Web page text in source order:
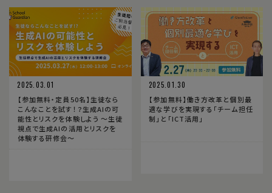
2025.03.01
【参加無料・定員50名】生徒なら
こんなことを試す！？生成AIの可
能性とリスクを体験しよう 〜生徒
視点で生成AIの活用とリスクを
体験する研修会〜
2025.01.30
【参加無料】働き方改革と個別最
適な学びを実現する「チーム担任
制」と「ICT活用」